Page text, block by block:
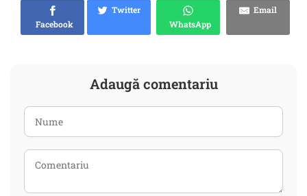
Facebook
Twitter
WhatsApp
Email
Adaugă comentariu